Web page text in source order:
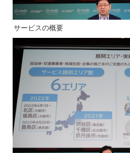
サービスの概要